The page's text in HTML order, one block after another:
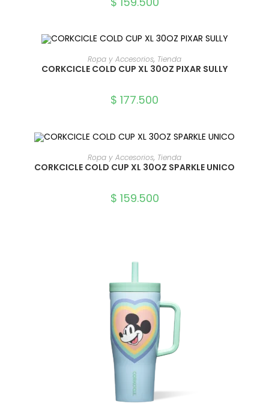
SELECCIONAR OPCIONES
Ropa y Accesorios, Tienda
CORKCICLE COLD CUP XL 30OZ PIXAR SULLY
$ 177.500
SELECCIONAR OPCIONES
Ropa y Accesorios, Tienda
CORKCICLE COLD CUP XL 30OZ SPARKLE UNICO
$ 159.500